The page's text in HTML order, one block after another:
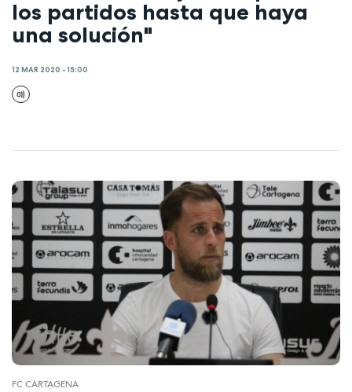
los partidos hasta que haya
una solución"
12 MAR 2020 - 15:00
FC CARTAGENA